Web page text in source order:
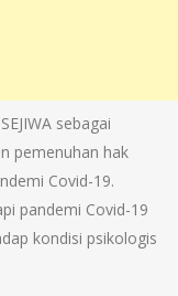
sebagai
pemenuhan hak
Covid-19.
pandemi Covid-19
kondisi psikologis